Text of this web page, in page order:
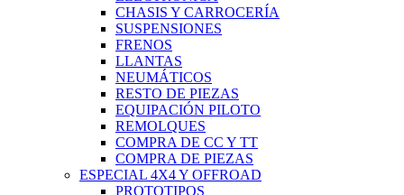
CHASIS Y CARROCERÍA
SUSPENSIONES
FRENOS
LLANTAS
NEUMÁTICOS
RESTO DE PIEZAS
EQUIPACIÓN PILOTO
REMOLQUES
COMPRA DE CC Y TT
COMPRA DE PIEZAS
ESPECIAL 4X4 Y OFFROAD
PROTOTIPOS